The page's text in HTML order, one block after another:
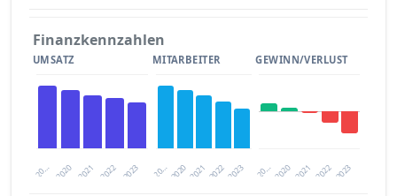
Finanzkennzahlen
UMSATZ
20… 2021 2023
2020 2022
MITARBEITER
20… 2021 2023
2020 2022
GEWINN/VERLUST
20… 2021 2023
2020 2022